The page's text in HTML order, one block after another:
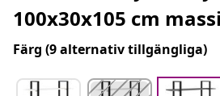
100x30x105 cm
Färg (9 alternativ tillgängliga)